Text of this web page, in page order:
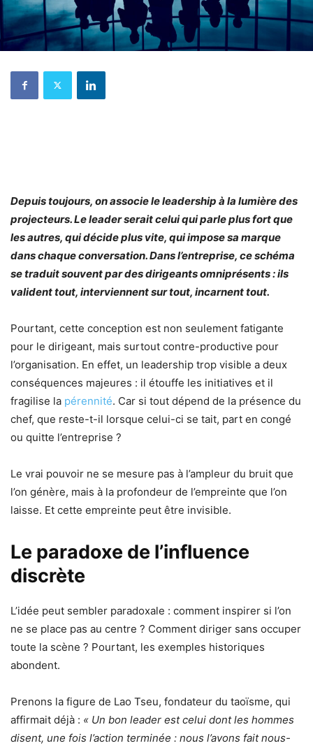
Depuis toujours, on associe le leadership à la lumière des
projecteurs. Le leader serait celui qui parle plus fort que
les autres, qui décide plus vite, qui impose sa marque
dans chaque conversation. Dans l’entreprise, ce schéma
se traduit souvent par des dirigeants omniprésents : ils
valident tout, interviennent sur tout, incarnent tout.
Pourtant, cette conception est non seulement fatigante
pour le dirigeant, mais surtout contre-productive pour
l’organisation. En effet, un leadership trop visible a deux
conséquences majeures : il étouffe les initiatives et il
fragilise la pérennité. Car si tout dépend de la présence du
chef, que reste-t-il lorsque celui-ci se tait, part en congé
ou quitte l’entreprise ?
Le vrai pouvoir ne se mesure pas à l’ampleur du bruit que
l’on génère, mais à la profondeur de l’empreinte que l’on
laisse. Et cette empreinte peut être invisible.
Le paradoxe de l’influence
discrète
L’idée peut sembler paradoxale : comment inspirer si l’on
ne se place pas au centre ? Comment diriger sans occuper
toute la scène ? Pourtant, les exemples historiques
abondent.
Prenons la figure de Lao Tseu, fondateur du taoïsme, qui
affirmait déjà : « Un bon leader est celui dont les hommes
disent, une fois l’action terminée : nous l’avons fait nous-